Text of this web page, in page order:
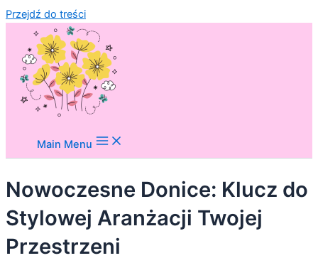
Przejdź do treści
Main Menu
Nowoczesne Donice: Klucz do
Stylowej Aranżacji Twojej
Przestrzeni